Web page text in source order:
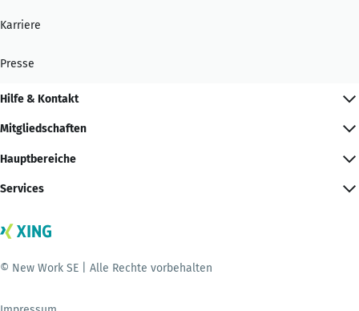
Karriere
Presse
Hilfe & Kontakt
Mitgliedschaften
Hauptbereiche
Services
© New Work SE | Alle Rechte vorbehalten